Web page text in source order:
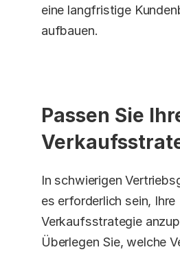
eine langfristige
aufbauen.
Passen Sie
In schwierigen
es erforderlich sein, Ihre
Verkaufsstrategie
Überlegen Sie, welche